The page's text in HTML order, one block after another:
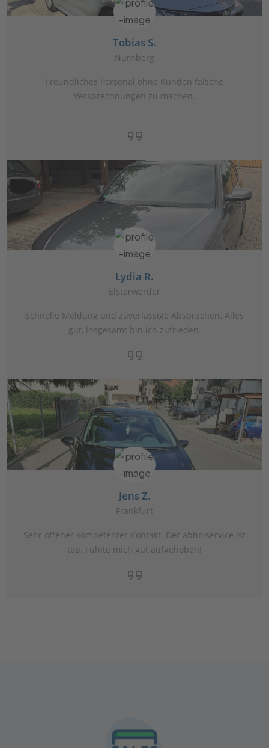
Tobias S.
Nürnberg
Freundliches Personal ohne Kunden falsche
Versprechnungen zu machen.
Lydia R.
Elsterwerder
Schnelle Meldung und zuverlässige Absprachen. Alles
gut, insgesamt bin ich zufrieden.
Jens Z.
Frankfurt
Sehr offener kompetenter Kontakt. Der abholservice ist
top. Fühlte mich gut aufgehoben!